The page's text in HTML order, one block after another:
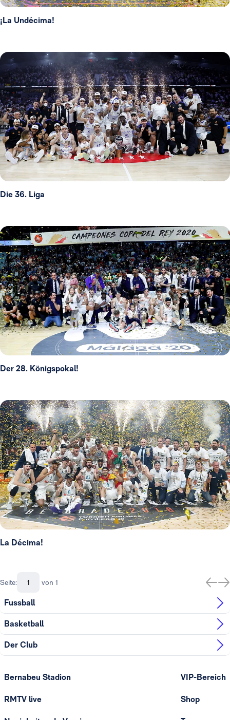
¡La Undécima!
Die 36. Liga
Der 28. Königspokal!
La Décima!
Seite: von 1
Fussball
Basketball
Der Club
Bernabeu Stadion
RMTV live
VIP-Bereich
Shop